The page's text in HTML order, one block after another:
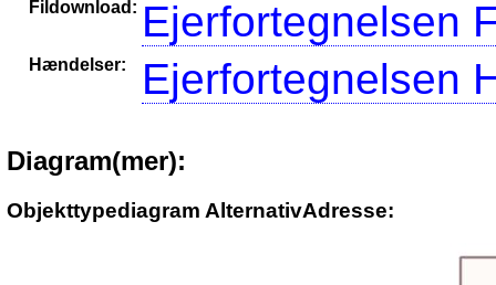
Fildownload: Ejerfortegnelsen
Hændelser: Ejerfortegnelsen
Diagram(mer):
Objekttypediagram AlternativAdresse: